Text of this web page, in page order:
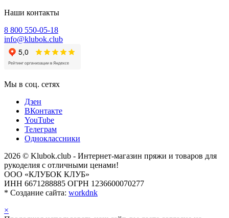
Наши контакты
8 800 550-05-18
info@klubok.club
Мы в соц. сетях
Дзен
ВКонтакте
YouTube
Телеграм
Одноклассники
2026 © Klubok.club - Интернет-магазин пряжи и товаров для
рукоделия с отличными ценами!
ООО «КЛУБОК КЛУБ»
ИНН 6671288885 ОГРН 1236600070277
* Создание сайта: workdnk
×